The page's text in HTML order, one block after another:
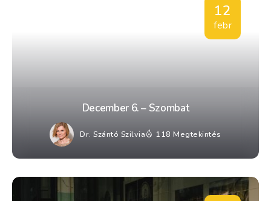
December 6. – Szombat
Dr. Szántó Szilvia 118 Megtekintés
12
febr